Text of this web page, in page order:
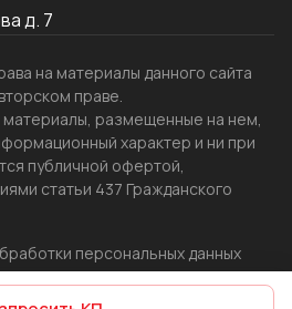
д. 7
на материалы данного сайта
праве.
размещенные на нем,
характер и ни при
публичной офертой,
статьи 437 Гражданского
персональных данных